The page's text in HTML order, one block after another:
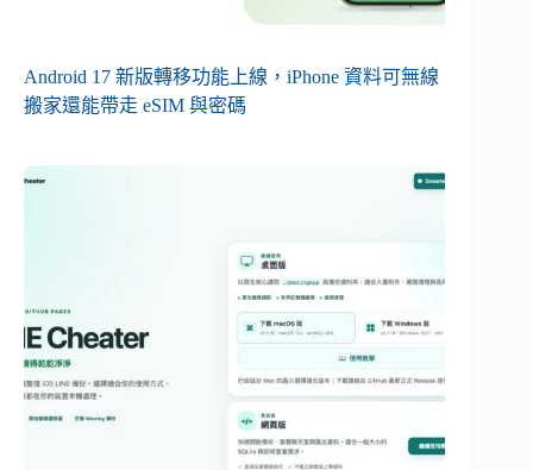
Android 17 新版轉移功能上線，iPhone 資料可無線
搬家還能帶走 eSIM 與密碼